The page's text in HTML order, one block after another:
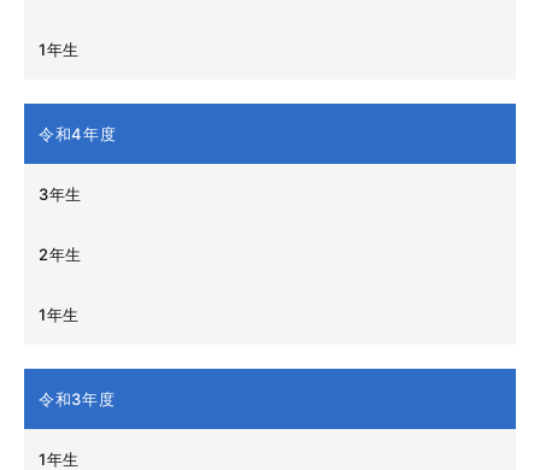
1年生
令和4年度
3年生
2年生
1年生
令和3年度
1年生